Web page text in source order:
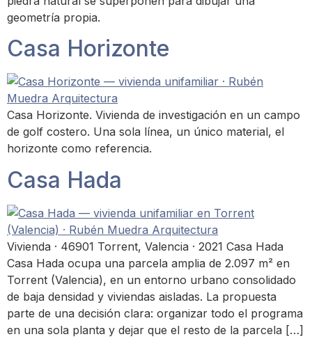
geometría propia.
Casa Horizonte
Casa Horizonte. Vivienda de investigación en un campo
de golf costero. Una sola línea, un único material, el
horizonte como referencia.
Casa Hada
Vivienda · 46901 Torrent, Valencia · 2021 Casa Hada
Casa Hada ocupa una parcela amplia de 2.097 m² en
Torrent (Valencia), en un entorno urbano consolidado
de baja densidad y viviendas aisladas. La propuesta
parte de una decisión clara: organizar todo el programa
en una sola planta y dejar que el resto de la parcela […]